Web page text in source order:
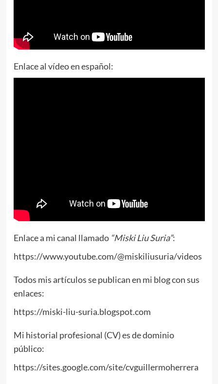
Enlace al vídeo en español:
Enlace a mi canal llamado “Miski Liu Suria”:
https://www.youtube.com/@miskiliusuria/videos
Todos mis artículos se publican en mi blog con sus
enlaces:
https://miski-liu-suria.blogspot.com
Mi historial profesional (CV) es de dominio
público:
https://sites.google.com/site/cvguillermoherrera